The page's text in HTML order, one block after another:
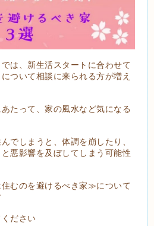
は、新生活スタートに合わせて
ついて相談に来られる方が増え
たって、家の風水など気になる
でしまうと、体調を崩したり、
悪影響を及ぼしてしまう可能性
むのを避けるべき家≫について
ださい